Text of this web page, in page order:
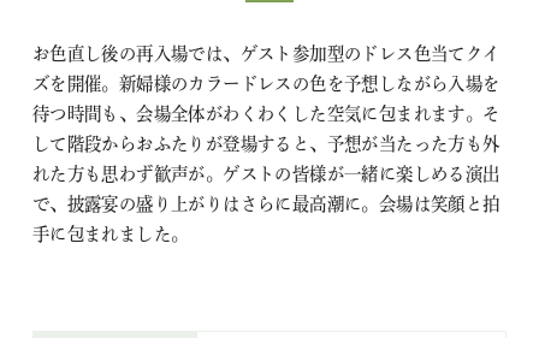
お色直し後の再入場では、ゲスト参加型のドレス色当てクイ
ズを開催。新婦様のカラードレスの色を予想しながら入場を
待つ時間も、会場全体がわくわくした空気に包まれます。そ
して階段からおふたりが登場すると、予想が当たった方も外
れた方も思わず歓声が。ゲストの皆様が一緒に楽しめる演出
で、披露宴の盛り上がりはさらに最高潮に。会場は笑顔と拍
手に包まれました。